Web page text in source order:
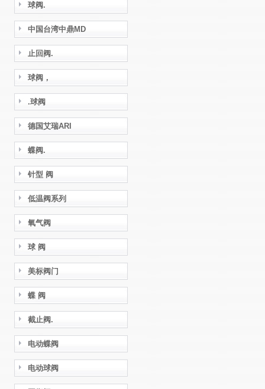
球阀.
中国台湾中鼎MD
止回阀.
球阀，
.球阀
德国艾瑞ARI
蝶阀.
针型 阀
低温阀系列
氧气阀
球 阀
美标阀门
蝶 阀
截止阀.
电动蝶阀
电动球阀